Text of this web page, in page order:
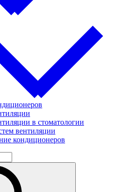
в стоматологии
вентиляции
кондиционеров